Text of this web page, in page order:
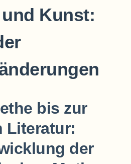
Kunst:
bis zur
Literatur:
der